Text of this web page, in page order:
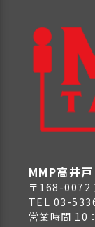
MMP高井戸
〒168-0072
TEL 03-
営業時間 10